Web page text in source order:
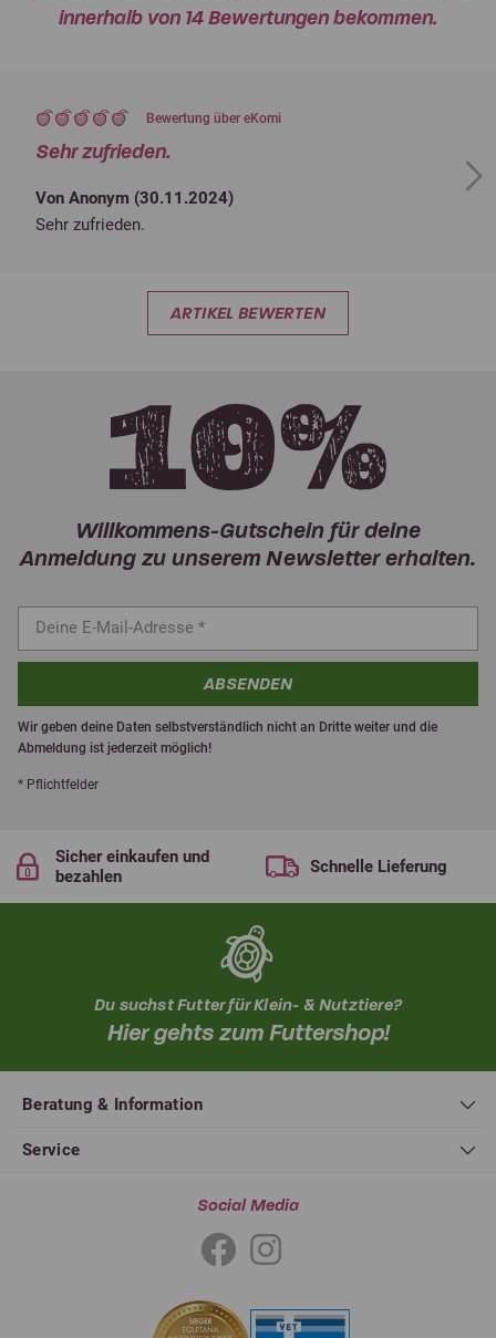
innerhalb von 14 Bewertungen bekommen.
Bewertung über eKomi
Sehr zufrieden.
Von Anonym (30.11.2024)
Sehr zufrieden.
Next
ARTIKEL BEWERTEN
Willkommens-Gutschein für deine
Anmeldung zu unserem Newsletter erhalten.
ABSENDEN
Wir geben deine Daten selbstverständlich nicht an Dritte weiter und die
Abmeldung ist jederzeit möglich!
* Pflichtfelder
Sicher einkaufen und
bezahlen
Schnelle Lieferung
Du suchst Futter für Klein- & Nutztiere?
Hier gehts zum Futtershop!
Beratung & Information
Service
Social Media